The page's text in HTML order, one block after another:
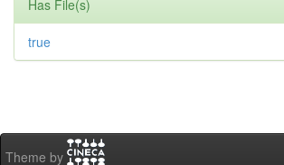
Has File(s)
true
Theme by